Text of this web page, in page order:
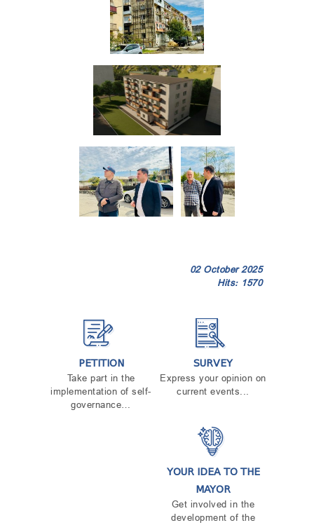
02 October 2025
Hits: 1570
PETITION
Take part in the
implementation of self-
governance…
SURVEY
Express your opinion on
current events...
YOUR IDEA TO THE
MAYOR
Get involved in the
development of the